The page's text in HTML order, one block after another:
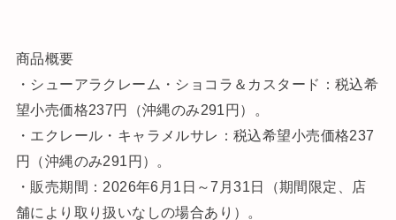
商品概要
・シューアラクレーム・ショコラ＆カスタード：税込希
望小売価格237円（沖縄のみ291円）。
・エクレール・キャラメルサレ：税込希望小売価格237
円（沖縄のみ291円）。
・販売期間：2026年6月1日～7月31日（期間限定、店
舗により取り扱いなしの場合あり）。